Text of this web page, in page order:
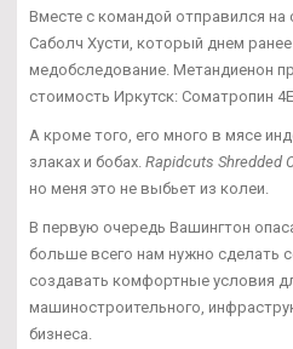
Вместе с командой отправился на
Саболч Хусти, который днем
медобследование. Метандиенон
стоимость Иркутск: Cоматропин
А кроме того, его много в мясе
злаках и бобах. Rapidcuts Shredded
но меня это не выбьет из колеи.
В первую очередь Вашингтон
больше всего нам нужно сделать
создавать комфортные условия
машиностроительного,
бизнеса.